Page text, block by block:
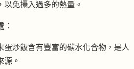
以免攝入過多的熱量。
蛋炒飯含有豐富的碳水化合物，是人
源。